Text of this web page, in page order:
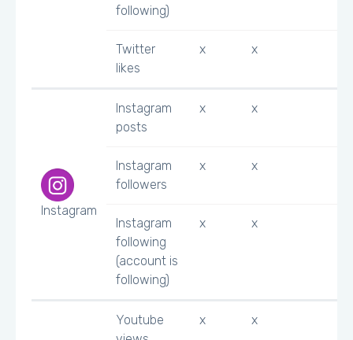
following)
Twitter
likes
x x
Instagram
Instagram
posts
x x
Instagram
followers
x x
Instagram
following
(account is
following)
x x
Youtube
x x